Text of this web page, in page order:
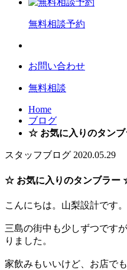
無料相談予約
お問い合わせ
無料相談
Home
ブログ
☆ お気に入りのタン
スタッフブログ 2020.05.29
☆ お気に入りのタンブラー
こんにちは。山梨設計です。
三島の街中も少しずつです
りました。
家飲みもいいけど、お店で